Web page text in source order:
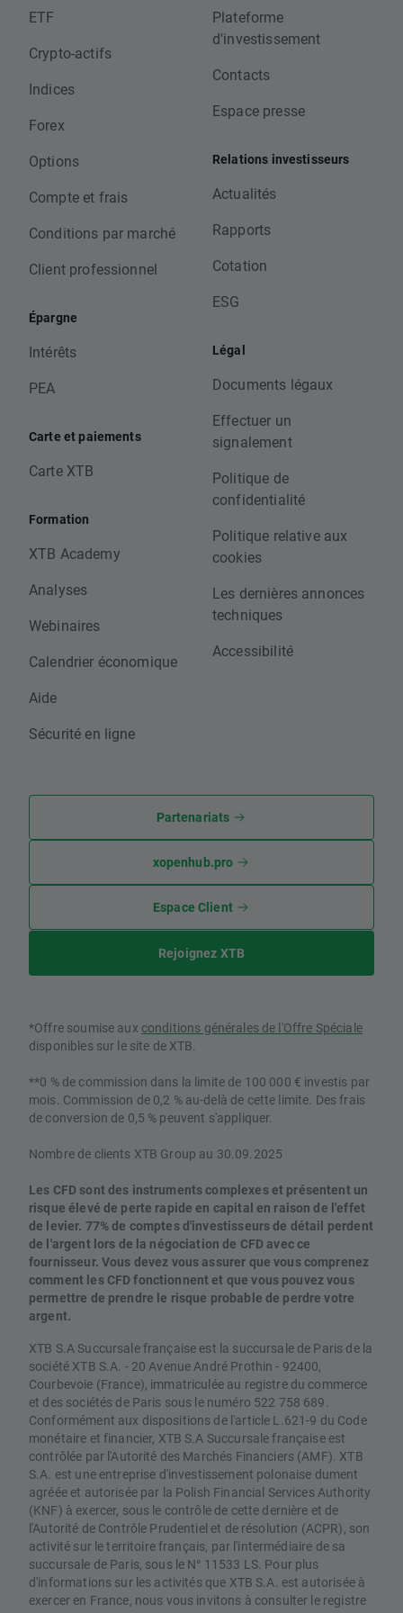
ETF
Crypto-actifs
Indices
Forex
Options
Compte et frais
Conditions par marché
Client professionnel
Épargne
Intérêts
PEA
Carte et paiements
Carte XTB
Formation
XTB Academy
Analyses
Webinaires
Calendrier économique
Aide
Sécurité en ligne
Plateforme
d'investissement
Contacts
Espace presse
Relations investisseurs
Actualités
Rapports
Cotation
ESG
Légal
Documents légaux
Effectuer un
signalement
Politique de
confidentialité
Politique relative aux
cookies
Les dernières annonces
techniques
Accessibilité
Partenariats
xopenhub.pro
Espace Client
Rejoignez XTB
*Offre soumise aux conditions générales de l'Offre Spéciale
disponibles sur le site de XTB.
**0 % de commission dans la limite de 100 000 € investis par
mois. Commission de 0,2 % au-delà de cette limite. Des frais
de conversion de 0,5 % peuvent s'appliquer.
Nombre de clients XTB Group au 30.09.2025
Les CFD sont des instruments complexes et présentent un
risque élevé de perte rapide en capital en raison de l'effet
de levier. 77% de comptes d'investisseurs de détail perdent
de l'argent lors de la négociation de CFD avec ce
fournisseur. Vous devez vous assurer que vous comprenez
comment les CFD fonctionnent et que vous pouvez vous
permettre de prendre le risque probable de perdre votre
argent.
XTB S.A Succursale française est la succursale de Paris de la
société XTB S.A. - 20 Avenue André Prothin - 92400,
Courbevoie (France), immatriculée au registre du commerce
et des sociétés de Paris sous le numéro 522 758 689.
Conformément aux dispositions de l'article L.621-9 du Code
monétaire et financier, XTB S.A Succursale française est
contrôlée par l'Autorité des Marchés Financiers (AMF). XTB
S.A. est une entreprise d'investissement polonaise dument
agréée et autorisée par la Polish Financial Services Authority
(KNF) à exercer, sous le contrôle de cette dernière et de
l'Autorité de Contrôle Prudentiel et de résolution (ACPR), son
activité sur le territoire français, par l'intermédiaire de sa
succursale de Paris, sous le N° 11533 LS. Pour plus
d'informations sur les activités que XTB S.A. est autorisée à
exercer en France, nous vous invitons à consulter le registre